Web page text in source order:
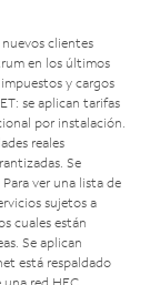
clientes
en los últimos
y cargos
se aplican tarifas
por instalación.
reales
Se
ver una lista de
sujetos a
cuales están
Se aplican
está respaldado